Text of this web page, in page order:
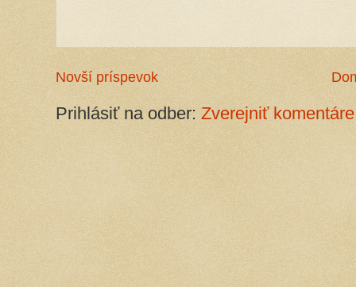
Novší príspevok
Prihlásiť na odber: Zverejniť